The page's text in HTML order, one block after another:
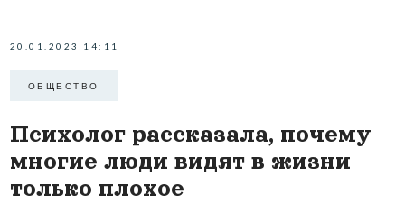
20.01.2023 14:11
ОБЩЕСТВО
Психолог рассказала, почему
многие люди видят в жизни
только плохое